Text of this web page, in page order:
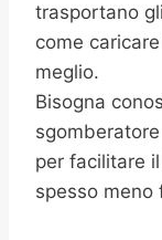
trasportano
come
meglio.
Bisogna
per facilitare
spesso meno